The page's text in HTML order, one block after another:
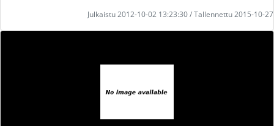
Julkaistu 2012-10-02 13:23:30 / Tallennettu 2015-10-27